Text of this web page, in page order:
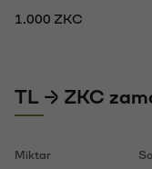
1.000 ZKC
TL → ZKC
Miktar